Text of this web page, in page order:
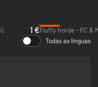
1 €Fluffy Horde - PC &
Todas as línguas